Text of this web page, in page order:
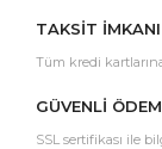
TAKSİT İMKANI
Tüm kredi
GÜVENLİ
SSL sertifikası ile